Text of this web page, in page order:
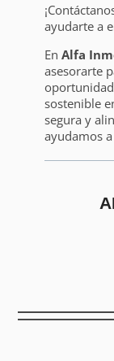
ayudarte a
En Alfa
asesorarte
sostenible
segura y
ayudamos